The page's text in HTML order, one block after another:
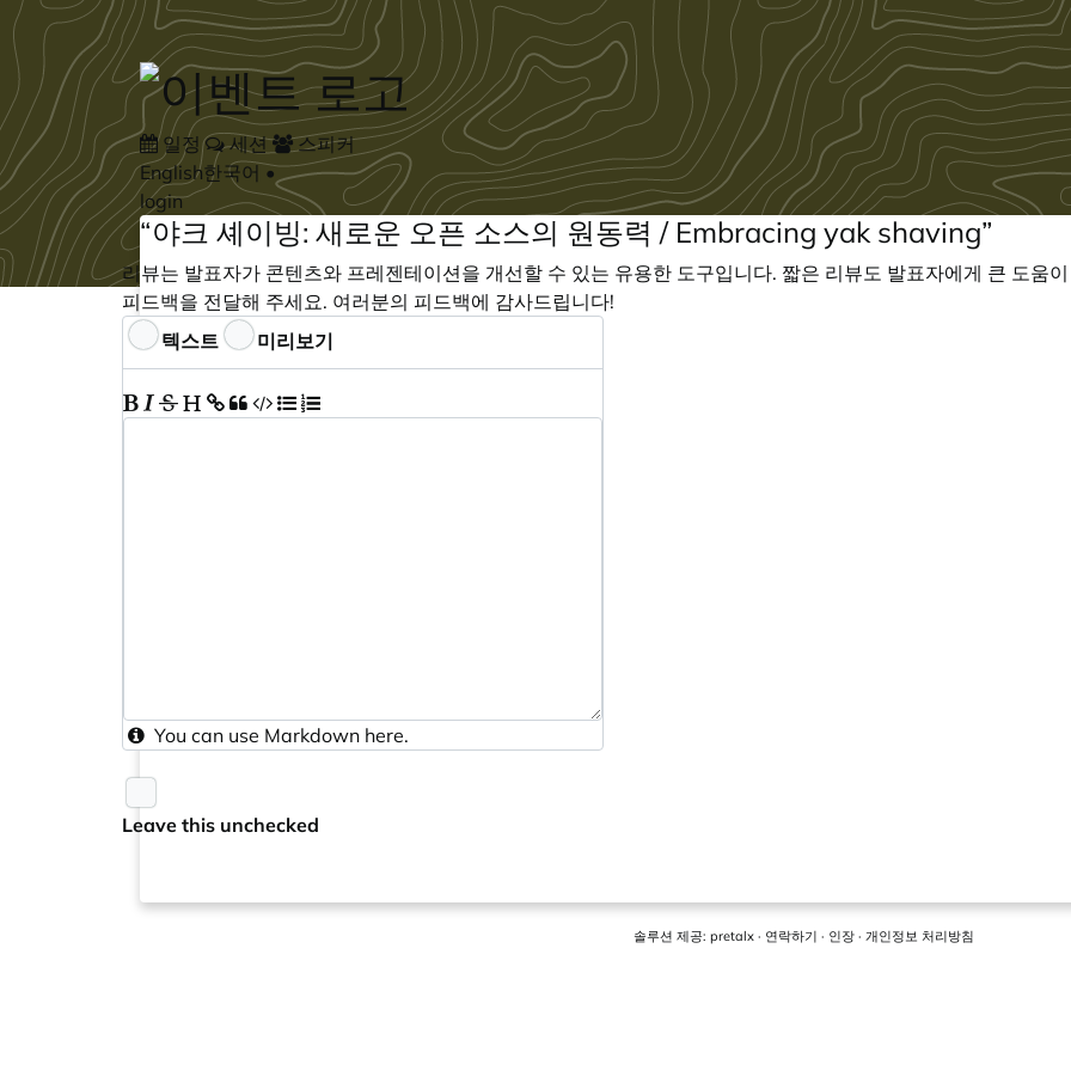
Skip to main content
일정 세션
스피커
English한국어 •
login
“야크 셰이빙: 새로운 오픈 소스의 원동력 / Embracing yak shaving”
리뷰는 발표자가 콘텐츠와 프레젠테이션을 개선할 수 있는 유용한 도구입니다. 짧은 리뷰도 발표자에게 큰 도움
피드백을 전달해 주세요. 여러분의 피드백에 감사드립니다!
피드백텍스트 미리보기
You can use Markdown here.
Leave this unchecked
솔루션 제공: pretalx· 연락하기 · 인장· 개인정보 처리방침